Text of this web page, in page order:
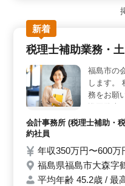
アクセスも良好な立地
で、週休2日制や各種休
バランスを重視する方に
図りやすい点が大きな魅力です。 ＜経
ポジション＞ 会計事務所での経験があれば、即戦力と
して活躍できます。年齢
め、これまでのキャリア
す。また、税務申告や事
業務に携わることでさら
＜充実した福利厚生＞ 雇用・労災・健康・厚生年金が
完備され、賞与制度もあ
ます。少人数の職場でア
代・60代のスタッフも活
る環境が整っています。
新着
税理士補助業務・
福島市の
します。
務をお願
巡回監査
応 ・コ
の経験を
ておりま
会計事務所 (税理士補助・
約社員
年収350万円〜600
福島県福島市大森字
平均年齢 45.2歳 / 最